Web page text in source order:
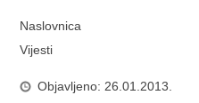
Naslovnica
Vijesti
Objavljeno: 26.01.2013.